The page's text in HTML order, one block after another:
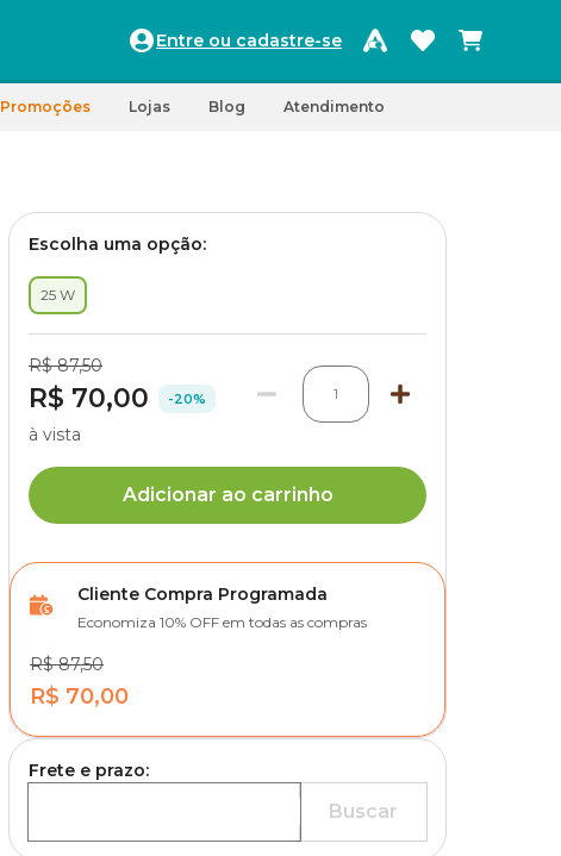
Entre ou cadastre-se
Promoções Lojas Blog Atendimento
Escolha uma opção:
25 W
R$ 87,50
R$ 70,00 -20% 1
à vista
Adicionar ao carrinho
Cliente Compra Programada
Economiza 10% OFF em todas as compras
R$ 87,50
R$ 70,00
Frete e prazo:
Buscar